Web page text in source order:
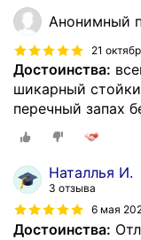
Анонимный
21
Достоинства:
шикарный
перечный запах
Наталлья И.
3 отзыва
6 мая
Достоинства: